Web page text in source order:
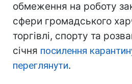
обмеження на роботу
сфери громадського
торгівлі, спорту та
січня посилення
переглянути.